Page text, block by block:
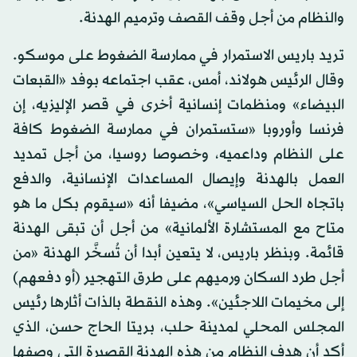
والنظام من أجل وقف القصف وترميم الهدنة.
تريد باريس الاستمرار في ممارسة الضغوط على موسكو.
وقال الرئيس هولاند، أمس، عقب اجتماعه بوفد «القبعات
البيضاء» ومنظمات إنسانية أخرى في قصر الإليزيه، إن
فرنسا وأوروبا «ستستمران في ممارسة الضغوط كافة
على النظام وداعميه، وخصوصا روسيا، من أجل تمديد
العمل بالهدنة وإيصال المساعدات الإنسانية، والدفع
باتجاه الحل السياسي»، مضيفا أنه «سيقوم بكل ما هو
متاح مع المستشارة الألمانية» من أجل أن تبقى الهدنة
قائمة. وبنظر باريس، لا يتعين أبدا أن تُسخَّر الهدنة «من
أجل طرد السكان ورميهم على طرق التهجير (أو دفعهم)
إلى مخيمات اللاجئين». وهذه النقطة بالذات أثارها رئيس
المجلس المحلي لمدينة حلب، بريتا الحاج حسن، الذي
أكد أن هدف النظام من هذه الهدنة القصيرة التي وصفها